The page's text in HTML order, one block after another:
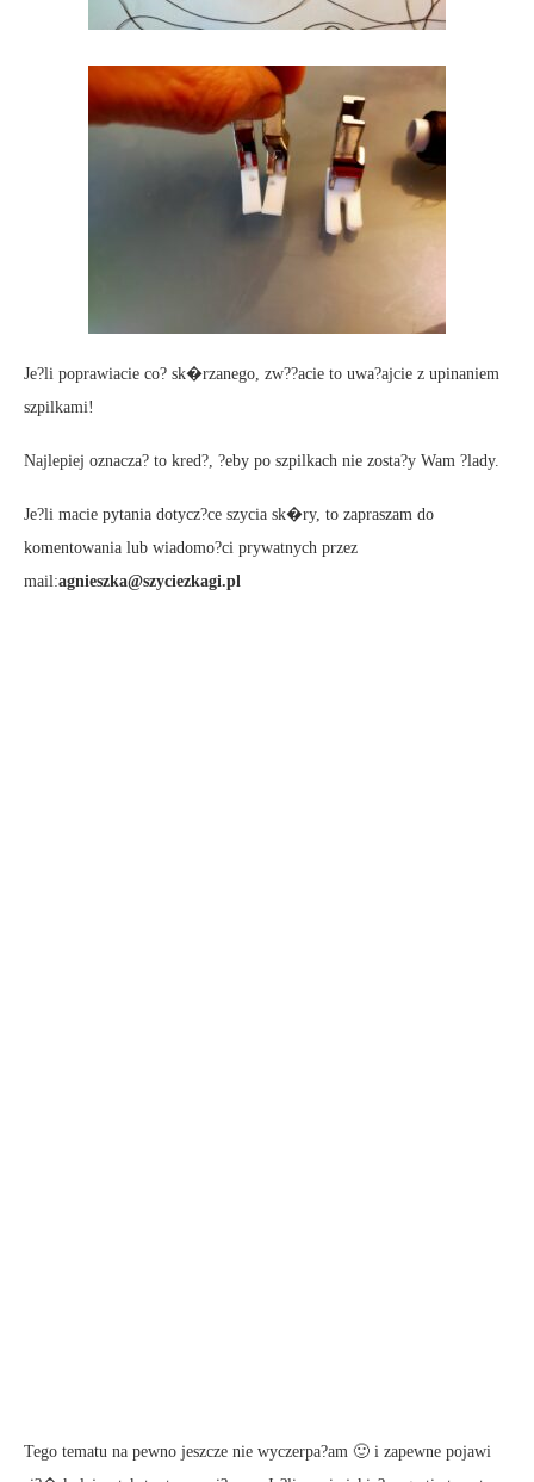
Je?li poprawiacie co? sk�rzanego, zw??acie to uwa?ajcie z upinaniem
szpilkami!
Najlepiej oznacza? to kred?, ?eby po szpilkach nie zosta?y Wam ?lady.
Je?li macie pytania dotycz?ce szycia sk�ry, to zapraszam do
komentowania lub wiadomo?ci prywatnych przez
mail:agnieszka@szyciezkagi.pl
Tego tematu na pewno jeszcze nie wyczerpa?am 🙂 i zapewne pojawi